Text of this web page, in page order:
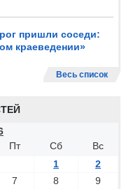
пришли соседи:
краеведении»
Весь список
Пт Сб
Вс
1
2
7 8
9